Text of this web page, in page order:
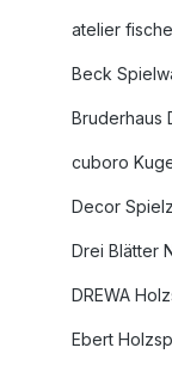
atelier
Beck
Bruderhaus
cuboro
Decor
Drei Blätter
DREWA
Ebert